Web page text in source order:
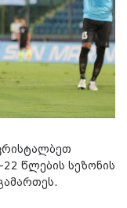
წლების სეზონის